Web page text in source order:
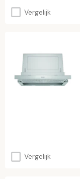
Vergelijk
Vergelijk